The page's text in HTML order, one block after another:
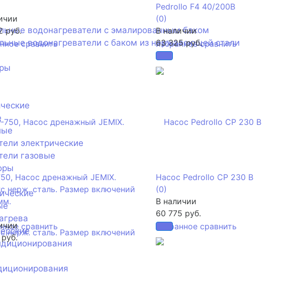
водонагреватели с эмалированным баком
водонагреватели с баком из нержавеющей стали
электрические
газовые
сравнить
руб.
избранное сравнить
Pedrollo F4 40/200B
(0)
В наличии
63 325 руб.
сравнить
Насос дренажный JEMIX.
нерж. сталь. Размер включений
избранное сравнить
Насос Pedrollo CP 230 B
(0)
В наличии
60 775 руб.